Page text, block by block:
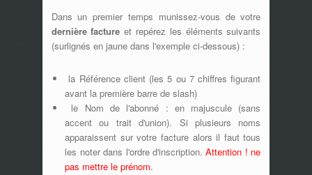
Dans un premier temps munissez-vous de votre
dernière facture et repérez les éléments suivants
(surlignés en jaune dans l'exemple ci-dessous) :
la Référence client (les 5 ou 7 chiffres figurant
avant la première barre de slash)
le Nom de l'abonné : en majuscule (sans
accent ou trait d'union). Si plusieurs noms
apparaissent sur votre facture alors il faut tous
les noter dans l'ordre d'inscription.Attention ! ne
pas mettre le prénom.